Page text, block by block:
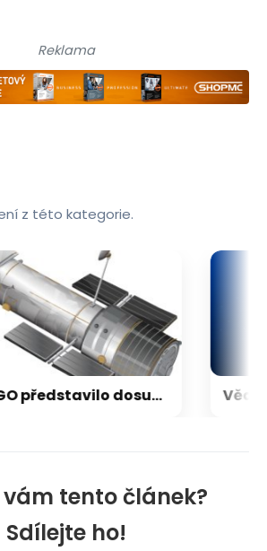
vám tento článek?
Sdílejte ho!
Reklama
z této kategorie.
LEGO představilo dosud nejdetailnější model Hubbleova teleskopu